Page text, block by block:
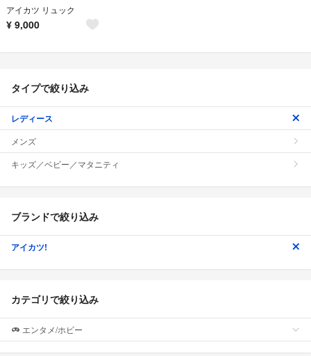
アイカツ リュック
¥ 9,000
タイプで絞り込み
レディース
メンズ
キッズ／ベビー／マタニティ
ブランドで絞り込み
アイカツ!
カテゴリで絞り込み
エンタメ/ホビー